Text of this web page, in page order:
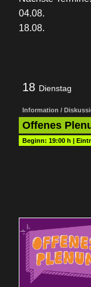
04.08.
18.08.
18 Dienstag
Information /
Offenes
Beginn: 19:00 h |